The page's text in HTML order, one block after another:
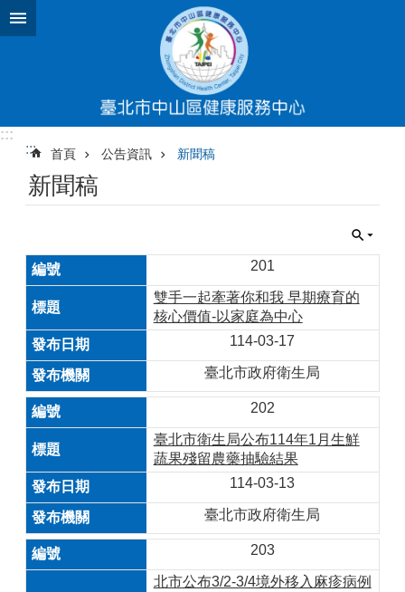
跳到主要內容區塊
:::
:::
首頁 公告資訊 新聞稿
新聞稿
201
雙手一起牽著你和我 早期療育的
核心價值-以家庭為中心
114-03-17
臺北市政府衛生局
202
臺北市衛生局公布114年1月生鮮
蔬果殘留農藥抽驗結果
114-03-13
臺北市政府衛生局
203
北市公布3/2-3/4境外移入麻疹病例